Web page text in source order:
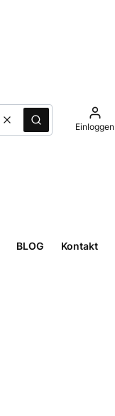
LöschenSuche Einloggen
BLOG Kontakt